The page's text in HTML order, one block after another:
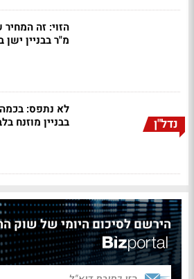
מ"ר בבניין
נדל"ן
בבניין מוזנח
הירשם לסיכום היומי של שוק